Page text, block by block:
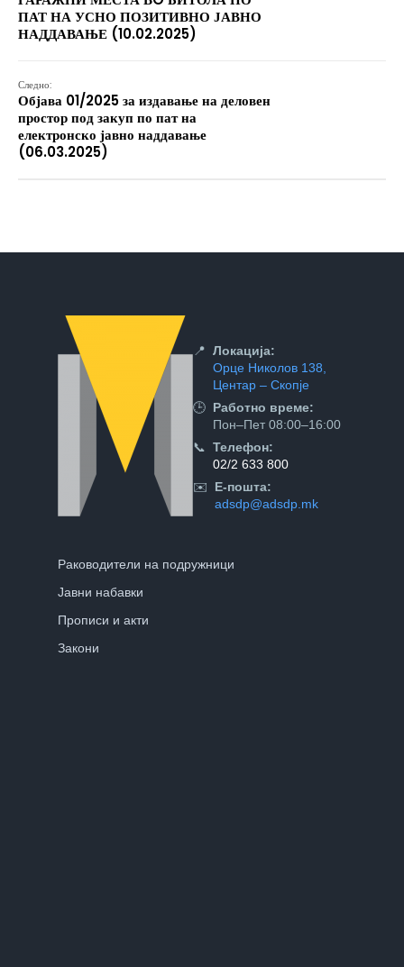
ПАТ НА УСНО ПОЗИТИВНО ЈАВНО
НАДДАВАЊЕ (10.02.2025)
Следно:
Објава 01/2025 за издавање на деловен
простор под закуп по пат на
електронско јавно наддавање
(06.03.2025)
📍 Локација:
Орце Николов 138,
Центар – Скопје
🕒 Работно време:
Пон–Пет 08:00–16:00
📞 Телефон:
02/2 633 800
✉️
Е-пошта:
adsdp@adsdp.mk
Раководители на подружници
Јавни набавки
Прописи и акти
Закони